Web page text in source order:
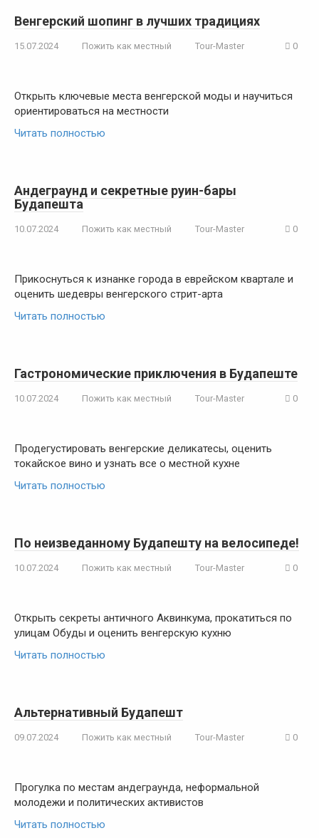
Венгерский шопинг в лучших традициях
15.07.2024 Пожить как местный Tour-Master 0
Открыть ключевые места венгерской моды и научиться
ориентироваться на местности
Читать полностью
Андеграунд и секретные руин-бары
Будапешта
10.07.2024 Пожить как местный Tour-Master 0
Прикоснуться к изнанке города в еврейском квартале и
оценить шедевры венгерского стрит-арта
Читать полностью
Гастрономические приключения в Будапеште
10.07.2024 Пожить как местный Tour-Master 0
Продегустировать венгерские деликатесы, оценить
токайское вино и узнать все о местной кухне
Читать полностью
По неизведанному Будапешту на велосипеде!
10.07.2024 Пожить как местный Tour-Master 0
Открыть секреты античного Аквинкума, прокатиться по
улицам Обуды и оценить венгерскую кухню
Читать полностью
Альтернативный Будапешт
09.07.2024 Пожить как местный Tour-Master 0
Прогулка по местам андеграунда, неформальной
молодежи и политических активистов
Читать полностью